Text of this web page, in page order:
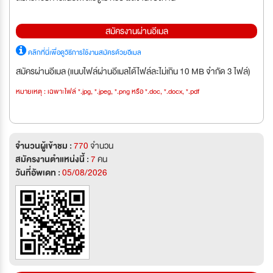
สมัครงานผ่านอีเมล
คลิกที่นี่เพื่อดูวิธีการใช้งานสมัครด้วยอีเมล
สมัครผ่านอีเมล (แนบไฟล์ผ่านอีเมลได้ไฟล์ละไม่เกิน 10 MB จำกัด 3 ไฟล์)
หมายเหตุ : เฉพาะไฟล์ *.jpg, *.jpeg, *.png หรือ *.doc, *.docx, *.pdf
จำนวนผู้เข้าชม :770จำนวน
สมัครงานตำแหน่งนี้ :7คน
วันที่อัพเดท :05/08/2026